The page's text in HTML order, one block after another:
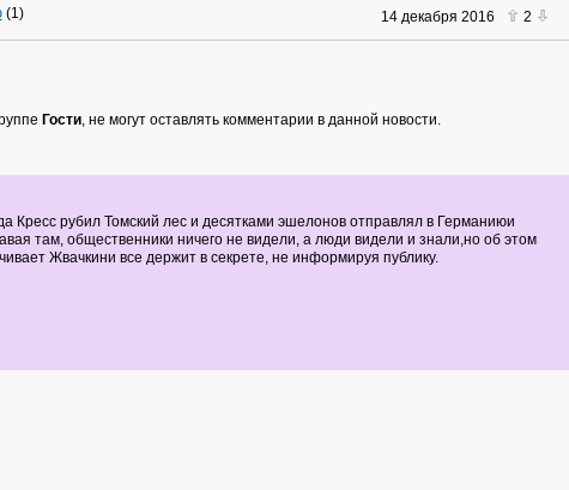
(1) 14 декабря 2016 2
Гости, не могут оставлять комментарии в данной новости.
Кресс рубил Томский лес и десятками эшелонов отправлял в Германиюи
там, общественники ничего не видели, а люди видели и знали,но об этом
Жвачкини все держит в секрете, не информируя публику.